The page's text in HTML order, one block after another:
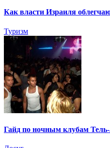
Как власти Израиля
Туризм
Гайд по ночным клубам